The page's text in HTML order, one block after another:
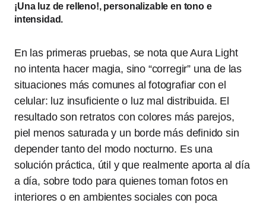
¡Una luz de relleno!, personalizable en tono e
intensidad.
En las primeras pruebas, se nota que Aura Light
no intenta hacer magia, sino “corregir” una de las
situaciones más comunes al fotografiar con el
celular: luz insuficiente o luz mal distribuida. El
resultado son retratos con colores más parejos,
piel menos saturada y un borde más definido sin
depender tanto del modo nocturno. Es una
solución práctica, útil y que realmente aporta al día
a día, sobre todo para quienes toman fotos en
interiores o en ambientes sociales con poca